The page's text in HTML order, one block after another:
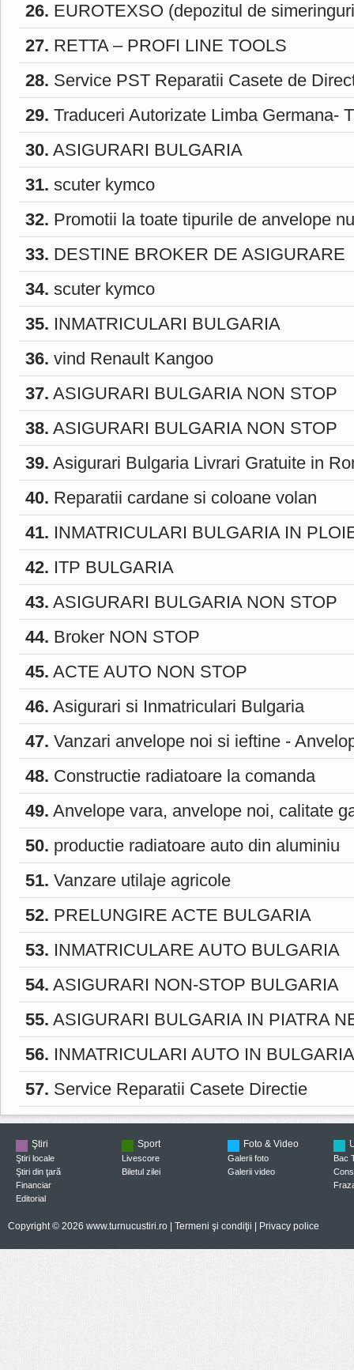
26. EUROTEXSO (depozitul de
27. RETTA – PROFI LINE TOOLS
28. Service PST Reparatii Casete de
29. Traduceri Autorizate Limba Germana-
30. ASIGURARI BULGARIA
31. scuter kymco
32. Promotii la toate tipurile de anvelope
33. DESTINE BROKER DE ASIGURARE
34. scuter kymco
35. INMATRICULARI BULGARIA
36. vind Renault Kangoo
37. ASIGURARI BULGARIA NON STOP
38. ASIGURARI BULGARIA NON STOP
39. Asigurari Bulgaria Livrari Gratuite in
40. Reparatii cardane si coloane volan
41. INMATRICULARI BULGARIA IN
42. ITP BULGARIA
43. ASIGURARI BULGARIA NON STOP
44. Broker NON STOP
45. ACTE AUTO NON STOP
46. Asigurari si Inmatriculari Bulgaria
47. Vanzari anvelope noi si ieftine -
48. Constructie radiatoare la comanda
49. Anvelope vara, anvelope noi, calitate
50. productie radiatoare auto din aluminiu
51. Vanzare utilaje agricole
52. PRELUNGIRE ACTE BULGARIA
53. INMATRICULARE AUTO BULGARIA
54. ASIGURARI NON-STOP BULGARIA
55. ASIGURARI BULGARIA IN PIATRA
56. INMATRICULARI AUTO IN
57. Service Reparatii Casete Directie
Ştiri
Ştiri locale
Ştiri din ţară
Financiar
Editorial
Sport
Livescore
Biletul zilei
Foto & Video
Galerii foto
Galerii video
Bac
Copyright © 2026 www.turnucustiri.ro | Termeni şi condiţii Privacy police